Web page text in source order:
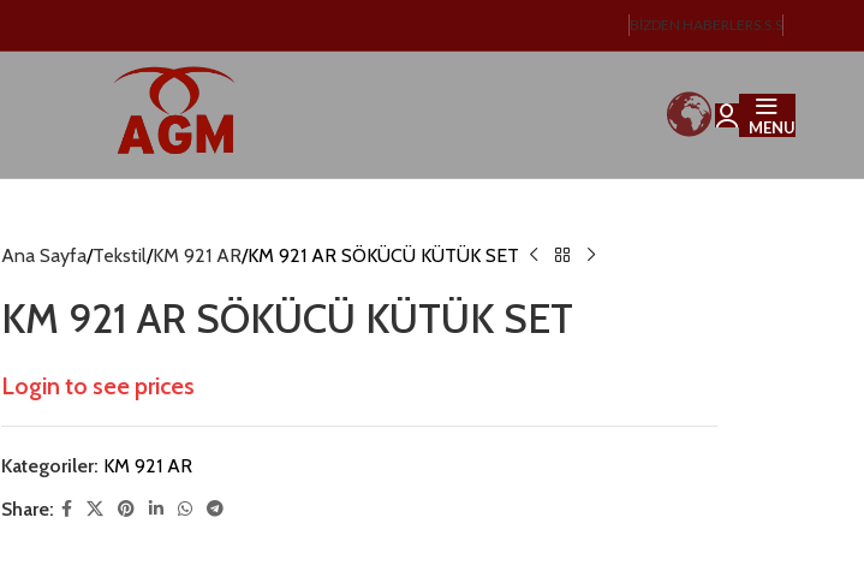
BIZDEN HABERLERS.S.S
MENU
Ana Sayfa Tekstil KM 921 AR KM 921 AR SÖKÜCÜ KÜTÜK SET
KM 921 AR SÖKÜCÜ KÜTÜK SET
Login to see prices
Kategoriler: KM 921 AR
Share: